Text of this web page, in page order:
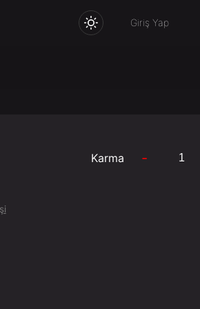
Giriş Yap
Karma -